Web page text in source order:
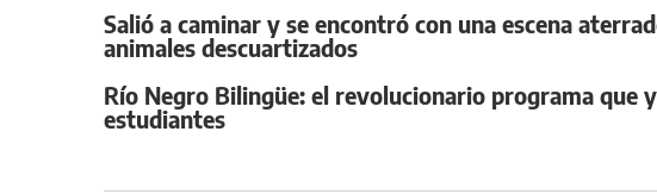
Salió a caminar y se encontró con una escena
animales descuartizados
Río Negro Bilingüe: el revolucionario programa que
estudiantes